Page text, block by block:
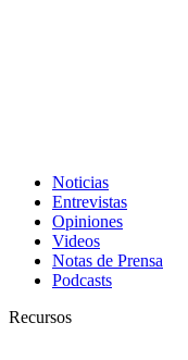
Noticias
Entrevistas
Opiniones
Videos
Notas de Prensa
Podcasts
Recursos